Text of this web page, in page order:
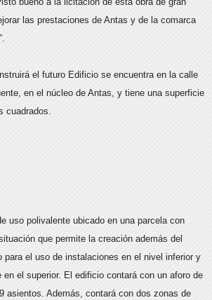
las prestaciones de Antas y de la comarca
el futuro Edificio se encuentra en la calle
en el núcleo de Antas, y tiene una superficie
cuadrados.
uso polivalente ubicado en una parcela con
que permite la creación además del
el uso de instalaciones en el nivel inferior y
en el superior. El edificio contará con un aforo de
asientos. Además, contará con dos zonas de